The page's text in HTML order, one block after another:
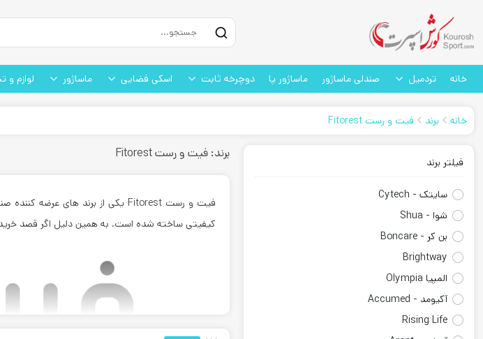
خانه تردمیل صندلی ماساژور ماساژور پا دوچرخه ثابت اسکی فضایی ماساژور لوازم و
خانه برند فیت و رست Fitorest
فیلتر برند
سایتک - Cytech
شوا - Shua
بن کر - Boncare
Brightway
المپیا Olympia
آکیومد - Accumed
Rising Life
برند: فیت و رست Fitorest
فیت و رست Fitorest
یکی از برند های عرضه کننده
کیفیتی ساخته شده است. به همین دلیل اگر قصد